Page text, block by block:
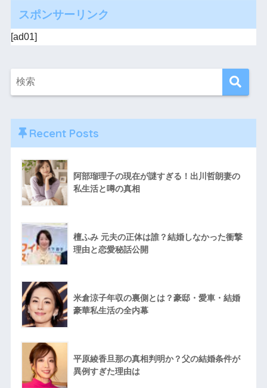
スポンサーリンク
[ad01]
Recent Posts
阿部瑠理子の現在が謎すぎる！出川哲朗妻の
私生活と噂の真相
檀ふみ 元夫の正体は誰？結婚しなかった衝撃
理由と恋愛秘話公開
米倉涼子年収の裏側とは？豪邸・愛車・結婚
豪華私生活の全内幕
平原綾香旦那の真相判明か？父の結婚条件が
異例すぎた理由は